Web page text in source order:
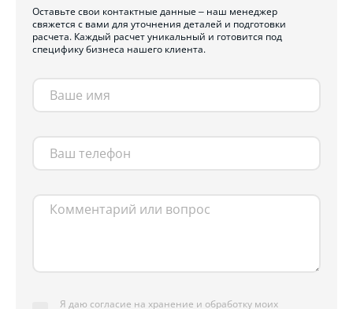
Оставьте свои контактные данные – наш менеджер
свяжется с вами для уточнения деталей и подготовки
расчета. Каждый расчет уникальный и готовится под
специфику бизнеса нашего клиента.
Я даю согласие на хранение и обработку моих